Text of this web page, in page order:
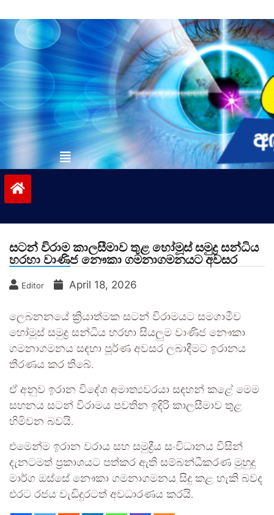
to
contentvinivida.lk
සටන් විරාම කාලසීමාව තුළ හෝමූස් සමුද්‍ර සන්ධිය
හරහා වාණිජ නෞකා ගමනාගමනයට අවසර
Editor April 18, 2026
ලෙබනනයේ ක්‍රියාත්මක සටන් විරාමයට සමගාමීව
හෝමූස් සමුද්‍ර සන්ධිය හරහා සියලුම වාණිජ නෞකා
ගමනාගමනය සඳහා පූර්ණ අවසර ලබාදීමට ඉරානය
තීරණය කර තිබේ.
ඒ අනුව ඉරාන විදේශ අමාත්‍යවරයා සඳහන් කළේ මෙම
සහනය සටන් විරාමය පවතින ඉදිරි කාලසීමාව තුළ
හිමිවන බවයි.
එමෙන්ම ඉරාන වරාය සහ සමුද්‍රීය සංවිධානය විසින්
දැනටමත් ප්‍රකාශයට පත්කර ඇති සම්බන්ධීකරණ මුහුදු
මාර්ග ඔස්සේ නෞකා ගමනාගමනය සිදු කළ හැකි බවද
එරට රජය වැඩිදුරටත් අවධාරණය කරයි.